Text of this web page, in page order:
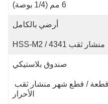
6 مم (1/4 بوصة)
أرضي بالكامل
منشار ثقب HSS-M2 / 4341
صندوق بلاستيكي
500000 قطعة / قطع شهر منشار ثقب
الأحرار